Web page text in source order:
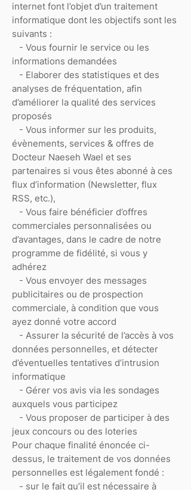
internet font l’objet d’un traitement
informatique dont les objectifs sont les
suivants :
- Vous fournir le service ou les
informations demandées
- Elaborer des statistiques et des
analyses de fréquentation, afin
d’améliorer la qualité des services
proposés
- Vous informer sur les produits,
évènements, services & offres de
Docteur Naeseh Wael et ses
partenaires si vous êtes abonné à ces
flux d’information (Newsletter, flux
RSS, etc.),
- Vous faire bénéficier d’offres
commerciales personnalisées ou
d’avantages, dans le cadre de notre
programme de fidélité, si vous y
adhérez
- Vous envoyer des messages
publicitaires ou de prospection
commerciale, à condition que vous
ayez donné votre accord
- Assurer la sécurité de l’accès à vos
données personnelles, et détecter
d’éventuelles tentatives d’intrusion
informatique
- Gérer vos avis via les sondages
auxquels vous participez
- Vous proposer de participer à des
jeux concours ou des loteries
Pour chaque finalité énoncée ci-
dessus, le traitement de vos données
personnelles est légalement fondé :
- sur le fait qu’il est nécessaire à